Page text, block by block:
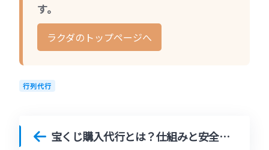
す。
ラクダのトップページへ
行列代行
宝くじ購入代行とは？仕組みと安全性を、やさしく整理してみた話